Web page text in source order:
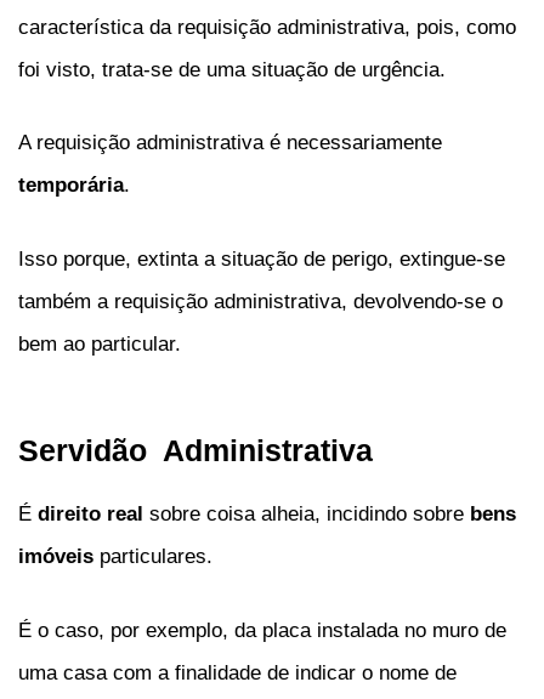
característica da requisição administrativa, pois, como
foi visto, trata-se de uma situação de urgência.
A requisição administrativa é necessariamente
temporária.
Isso porque, extinta a situação de perigo, extingue-se
também a requisição administrativa, devolvendo-se o
bem ao particular.
Servidão Administrativa
É direito real sobre coisa alheia, incidindo sobre bens
imóveis particulares.
É o caso, por exemplo, da placa instalada no muro de
uma casa com a finalidade de indicar o nome de